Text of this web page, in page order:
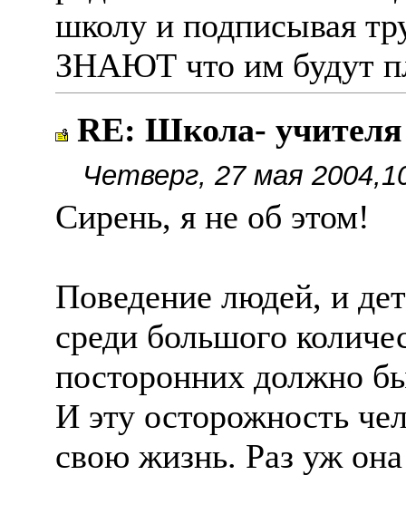
школу и подписывая
ЗНАЮТ что им будут
RE: Школа- учителя
Четверг, 27 мая
Сирень, я не об этом!
Поведение людей, и
среди большого
посторонних должно
И эту осторожность
свою жизнь. Раз уж она